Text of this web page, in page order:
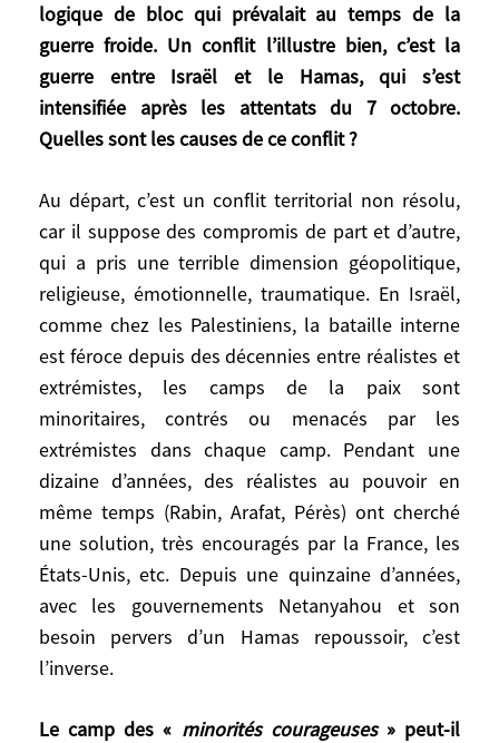
logique de bloc qui prévalait au temps de la
guerre froide. Un conflit l’illustre bien, c’est la
guerre entre Israël et le Hamas, qui s’est
intensifiée après les attentats du 7 octobre.
Quelles sont les causes de ce conflit ?
Au départ, c’est un conflit territorial non résolu,
car il suppose des compromis de part et d’autre,
qui a pris une terrible dimension géopolitique,
religieuse, émotionnelle, traumatique. En Israël,
comme chez les Palestiniens, la bataille interne
est féroce depuis des décennies entre réalistes et
extrémistes, les camps de la paix sont
minoritaires, contrés ou menacés par les
extrémistes dans chaque camp. Pendant une
dizaine d’années, des réalistes au pouvoir en
même temps (Rabin, Arafat, Pérès) ont cherché
une solution, très encouragés par la France, les
États-Unis, etc. Depuis une quinzaine d’années,
avec les gouvernements Netanyahou et son
besoin pervers d’un Hamas repoussoir, c’est
l’inverse.
Le camp des « minorités courageuses» peut-il
pour l’Ukraine en oubliant les autres ; on
ne peut pas l’envisager schématiquement
« adhésion ou pas » ; et on ne peut pas ne
pas s’interroger sur comment fonctionnera
l’Europe après sans tomber pour autant
dangereuses de réforme des institutions.
Indépendamment du cas ukrainien,
claquer la porte au nez des États des
Balkans candidats en ferait des proies
faciles pour des manœuvres turques,
islamistes, ou autres. Donc, élargir pour
stabiliser se justifie. Mais cela fait de
l’Union Européenne, à terme, une grosse
entité impotente. Il faut imaginer quelque
chose entre le refus et l’adhésion pleine et
entière. Les idées de participation
progressive de Jean-Louis Bourlanges sont
à creuser.
Vous expliquez que nous sommes sortis de
la logique de bloc qui prévalait au temps
bien, c’est la guerre entre Israël et le